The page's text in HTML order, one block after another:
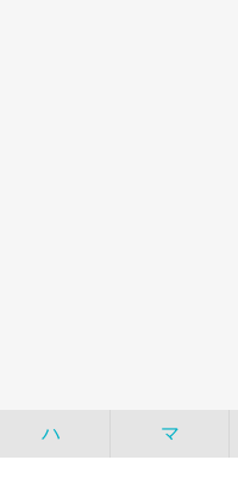
ハ マ